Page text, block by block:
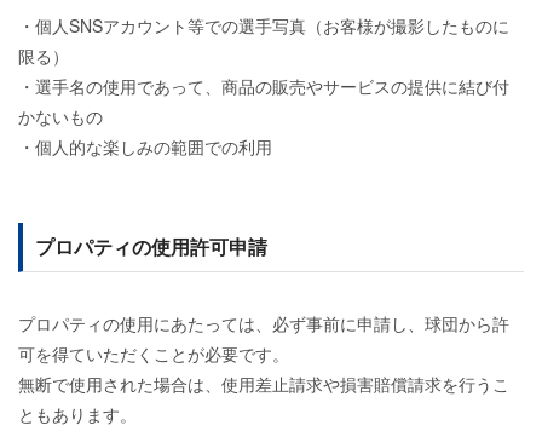
・個人SNSアカウント等での選手写真（お客様が撮影したものに
限る）
・選手名の使用であって、商品の販売やサービスの提供に結び付
かないもの
・個人的な楽しみの範囲での利用
プロパティの使用許可申請
プロパティの使用にあたっては、必ず事前に申請し、球団から許
可を得ていただくことが必要です。
無断で使用された場合は、使用差止請求や損害賠償請求を行うこ
ともあります。